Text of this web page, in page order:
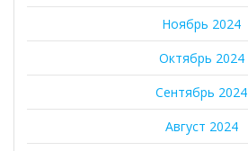
Ноябрь 2024
Октябрь 2024
Сентябрь 2024
Август 2024